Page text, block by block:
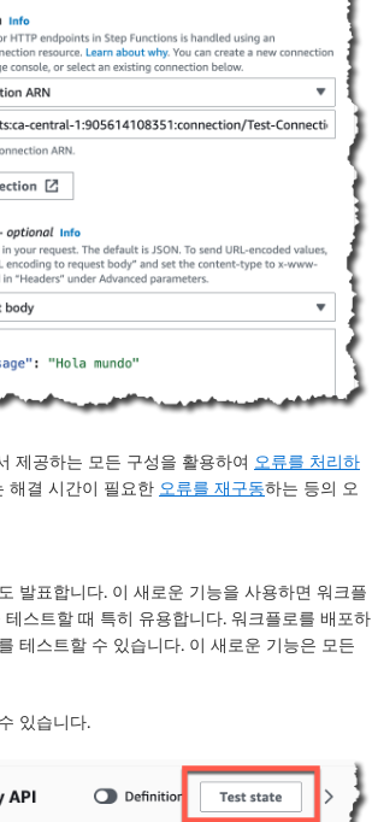
제공하는 모든 구성을 활용하여 오류를 처리하
해결 시간이 필요한 오류를 재구동하는 등의 오
발표합니다. 이 새로운 기능을 사용하면 워크플
스트할 때 특히 유용합니다. 워크플로를 배포하
테스트할 수 있습니다. 이 새로운 기능은 모든
있습니다.